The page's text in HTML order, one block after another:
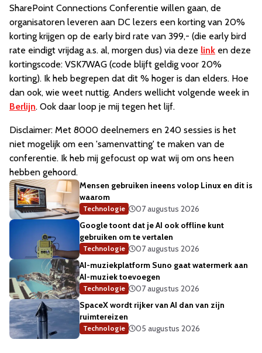
SharePoint Connections Conferentie willen gaan, de
organisatoren leveren aan DC lezers een korting van 20%
korting krijgen op de early bird rate van 399,- (die early bird
rate eindigt vrijdag a.s. al, morgen dus) via deze link en deze
kortingscode: VSK7WAG (code blijft geldig voor 20%
korting). Ik heb begrepen dat dit % hoger is dan elders. Hoe
dan ook, wie weet nuttig. Anders wellicht volgende week in
Berlijn. Ook daar loop je mij tegen het lijf.
Disclaimer: Met 8000 deelnemers en 240 sessies is het
niet mogelijk om een 'samenvatting' te maken van de
conferentie. Ik heb mij gefocust op wat wij om ons heen
hebben gehoord.
Mensen gebruiken ineens volop Linux en dit is
waarom
Technologie
07 augustus 2026
Google toont dat je AI ook offline kunt
gebruiken om te vertalen
Technologie
07 augustus 2026
AI-muziekplatform Suno gaat watermerk aan
AI-muziek toevoegen
Technologie
07 augustus 2026
SpaceX wordt rijker van AI dan van zijn
ruimtereizen
Technologie 05 augustus 2026